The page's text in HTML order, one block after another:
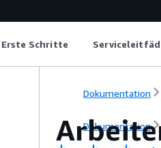
Erste Schritte
Dokumentation
Dokumentation